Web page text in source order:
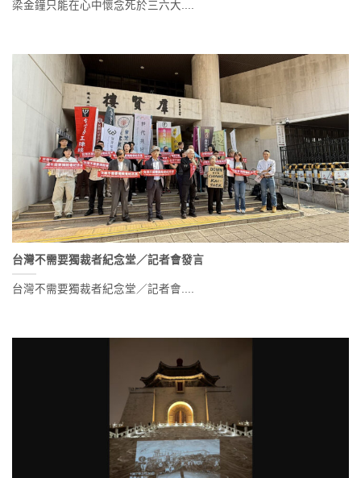
梁金鐘只能在心中懷念死於三六大....
台灣不需要獨裁者紀念堂／記者會發言
台灣不需要獨裁者紀念堂／記者會....